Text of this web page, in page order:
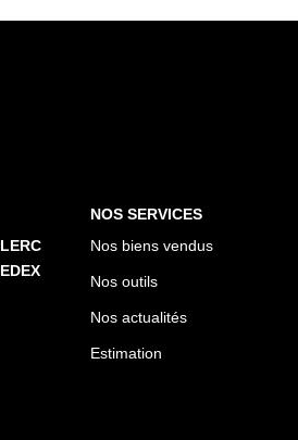
NOS SERVICES
Nos biens vendus
Nos outils
Nos actualités
Estimation